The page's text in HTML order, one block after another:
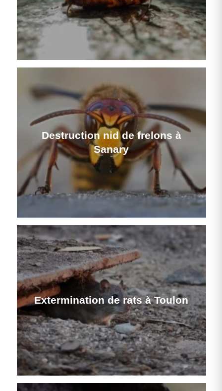
Destruction nid de frelons à
Sanary
Extermination de rats à Toulon